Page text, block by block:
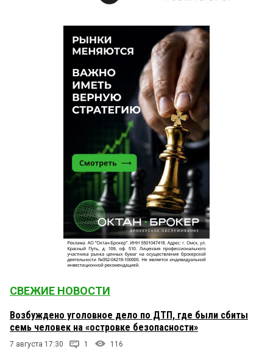
СВЕЖИЕ НОВОСТИ
Возбуждено уголовное дело по ДТП, где были сбиты
семь человек на «островке безопасности»
7 августа 17:30 1 116